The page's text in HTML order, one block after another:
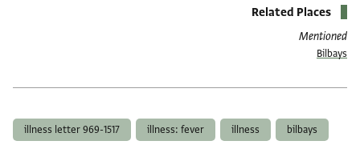
Related Places
Mentioned
Bilbays
bilbays
illness
illness: fever
illness letter 969-1517